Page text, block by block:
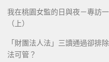
我在桃園女監的日與夜－專訪
（上）
「財團法人法」三讀通過卻排
法可管？